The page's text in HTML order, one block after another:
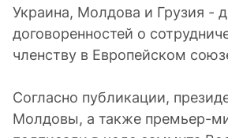
Украина, Молдова и Грузия -
договоренностей о
членству в Европейском
Согласно публикации,
Молдовы, а также премьер-